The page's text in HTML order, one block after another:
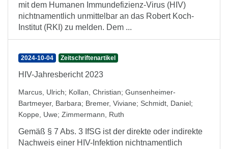
mit dem Humanen Immundefizienz-Virus (HIV)
nichtnamentlich unmittelbar an das Robert Koch-
Institut (RKI) zu melden. Dem ...
2024-10-04 Zeitschriftenartikel
HIV-Jahresbericht 2023
Marcus, Ulrich; Kollan, Christian; Gunsenheimer-
Bartmeyer, Barbara; Bremer, Viviane; Schmidt, Daniel;
Koppe, Uwe; Zimmermann, Ruth
Gemäß § 7 Abs. 3 IfSG ist der direkte oder indirekte
Nachweis einer HIV-Infektion nichtnamentlich